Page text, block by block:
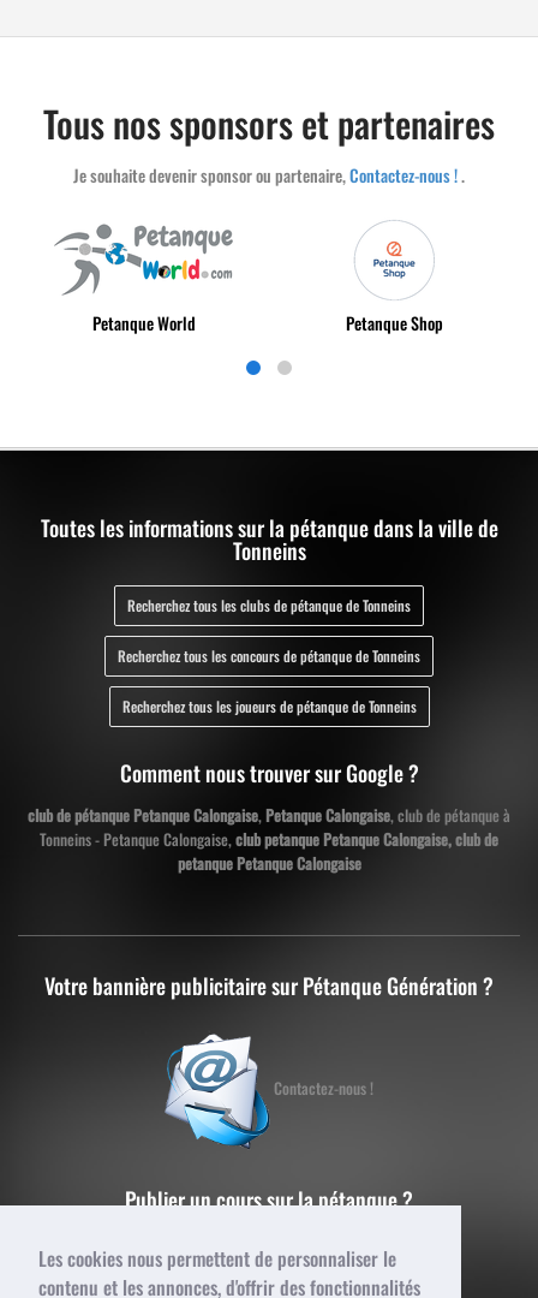
Les cookies nous permettent de personnaliser le
contenu et les annonces, d'offrir des fonctionnalités
Tous nos sponsors et partenaires
Je souhaite devenir sponsor ou partenaire,Contactez-nous !.
Petanque World Petanque Shop
Toutes les informations sur la pétanque dans la ville de
Tonneins
Recherchez tous les clubs de pétanque de Tonneins
Recherchez tous les concours de pétanque de Tonneins
Recherchez tous les joueurs de pétanque de Tonneins
Comment nous trouver sur Google ?
club de pétanque Petanque Calongaise,Petanque Calongaise, club de pétanque à
Tonneins - Petanque Calongaise,club petanque Petanque Calongaise, club de
petanque Petanque Calongaise
Votre bannière publicitaire sur Pétanque Génération ?
Contactez-nous !
Publier un cours sur la pétanque ?